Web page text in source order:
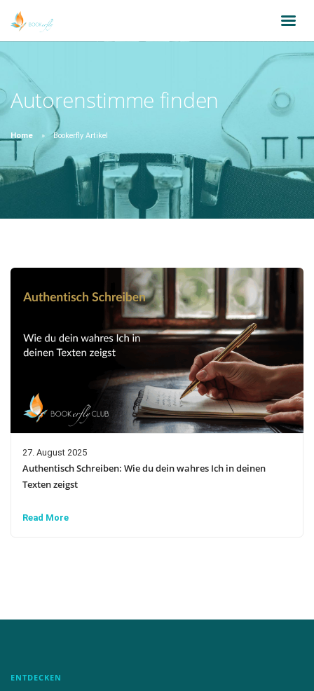
Autorenstimme finden
Home Bookerfly Artikel
27. August 2025
Authentisch Schreiben: Wie du dein wahres Ich in deinen
Texten zeigst
Read More
ENTDECKEN